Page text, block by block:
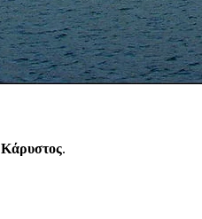
Κάρυστος.